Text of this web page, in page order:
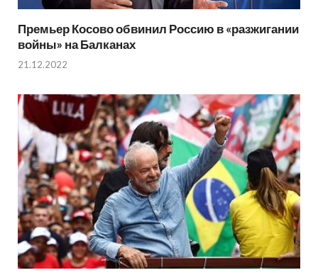
Премьер Косово обвинил Россию в «разжигании
войны» на Балканах
21.12.2022